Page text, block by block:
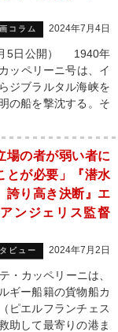
コラム 2024年7月4日
5日公開） 1940年
ッペリーニ号は、イ
ジブラルタル海峡を
の船を撃沈する。そ
場の者が弱い者に
とが必要」『潜水
り高き決断』エ
ンジェリス監督
ビュー 2024年7月2日
カッペリーニは、
ギー船籍の貨物船カ
ピエルフランチェス
助して最寄りの港ま